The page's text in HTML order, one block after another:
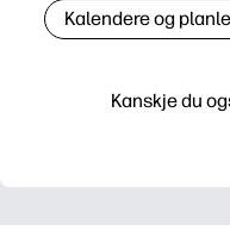
Kanskje du
Kalendere og